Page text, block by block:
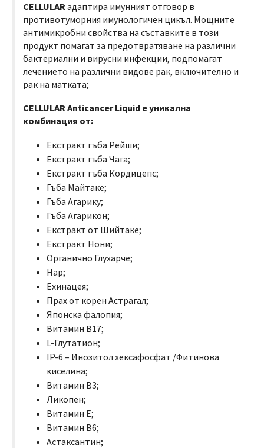
CELLULARадаптира имунният отговор в
противотуморния имунологичен цикъл. Мощните
антимикробни свойства на съставките в този
продукт помагат за предотвратяване на различни
бактериални и вирусни инфекции, подпомагат
лечението на различни видове рак, включително и
рак на матката;
CELLULAR Anticancer Liquid е уникална
комбинация от:
Екстракт гъба Рейши;
Екстракт гъба Чага;
Екстракт гъба Кордицепс;
Гъба Мaйтаке;
Гъба Агарику;
Гъба Агарикон;
Екстракт от Шийтаке;
Екстракт Нони;
Органично Глухарче;
Нар;
Ехинацея;
Прах от корен Астрагал;
Японска фалопия;
Витамин В17;
L-Глутатион;
IP-6 – Инозитол хексафосфат /Фитинова
киселина;
Витамин В3;
Ликопен;
Витамин Е;
Витамин В6;
Астаксантин;